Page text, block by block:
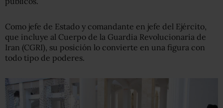
Como jefe de Estado y comandante en jefe del Ejército,
que incluye al Cuerpo de la Guardia Revolucionaria de
Iran (CGRI), su posición lo convierte en una figura con
todo tipo de poderes.